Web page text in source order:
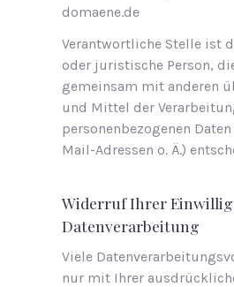
domaene.​de
Verantwortliche Stelle ist
oder juristische Person,
gemeinsam mit anderen
und Mittel der
personenbezogenen Daten
Mail-Adressen o. Ä.)
Widerruf Ihrer
Datenverarbeitung
Viele
nur mit Ihrer